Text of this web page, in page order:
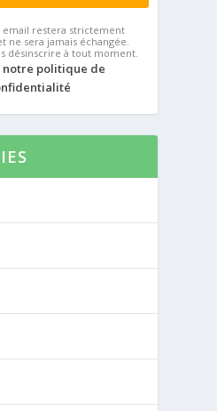
email restera strictement
ne sera jamais échangée.
désinscrire à tout moment.
notre politique de